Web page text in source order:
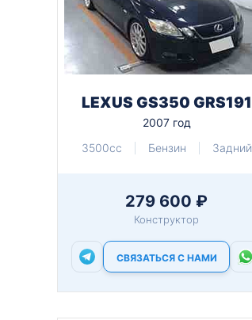
LEXUS GS350 GRS191
2007 год
3500cc
Бензин Задний
279 600 ₽
Конструктор
СВЯЗАТЬСЯ С НАМИ